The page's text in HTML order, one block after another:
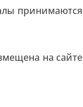
принимаются
на сайте